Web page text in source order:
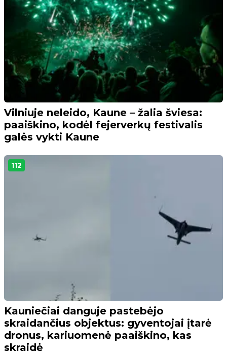
Vilniuje neleido, Kaune – žalia šviesa:
paaiškino, kodėl fejerverkų festivalis
galės vykti Kaune
112
Kauniečiai danguje pastebėjo
skraidančius objektus: gyventojai įtarė
dronus, kariuomenė paaiškino, kas
skraidė